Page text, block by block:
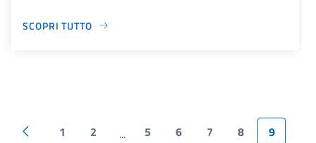
SCOPRI TUTTO
1 2 ... 5 6 7 8
9